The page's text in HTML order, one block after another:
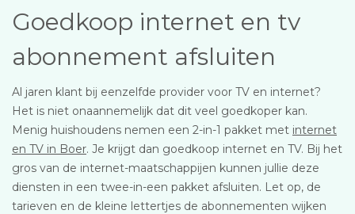
Goedkoop internet en tv
abonnement afsluiten
Al jaren klant bij eenzelfde provider voor TV en internet?
Het is niet onaannemelijk dat dit veel goedkoper kan.
Menig huishoudens nemen een 2-in-1 pakket met internet
en TV in Boer. Je krijgt dan goedkoop internet en TV. Bij het
gros van de internet-maatschappijen kunnen jullie deze
diensten in een twee-in-een pakket afsluiten. Let op, de
tarieven en de kleine lettertjes de abonnementen wijken